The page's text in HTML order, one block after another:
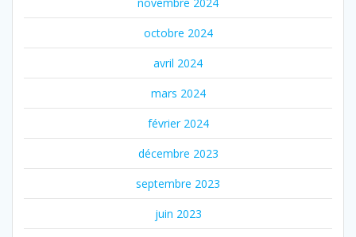
octobre 2024
avril 2024
mars 2024
février 2024
décembre 2023
septembre 2023
juin 2023